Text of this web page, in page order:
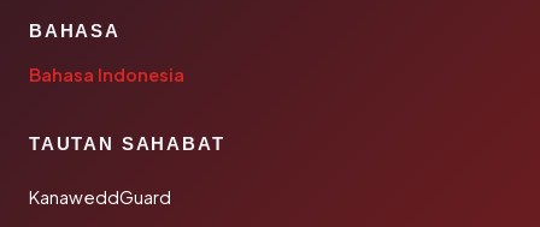
BAHASA
Bahasa Indonesia
TAUTAN SAHABAT
KanaweddGuard